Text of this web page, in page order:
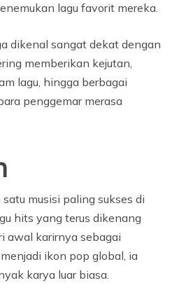
lagu favorit mereka.
dikenal sangat dekat dengan
memberikan kejutan,
lagu, hingga berbagai
penggemar merasa
musisi paling sukses di
hits yang terus dikenang
awal karirnya sebagai
ikon pop global, ia
karya luar biasa.